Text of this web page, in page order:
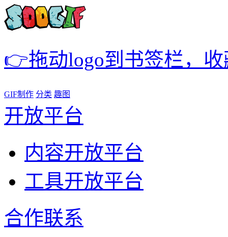
👉拖动logo到书签栏，
GIF制作 分类 趣图
开放平台
内容开放平台
工具开放平台
合作联系